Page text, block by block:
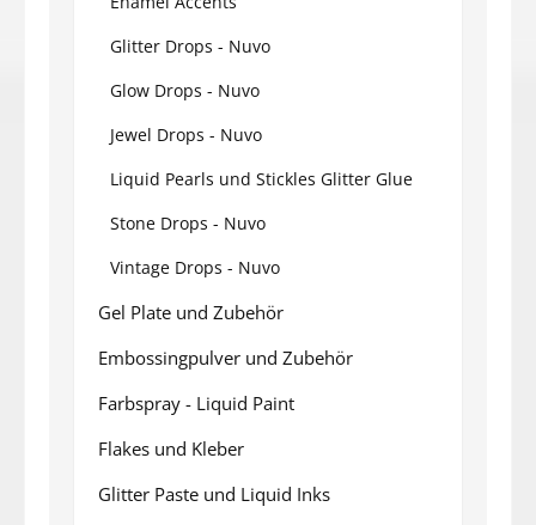
Glitter Drops - Nuvo
Glow Drops - Nuvo
Jewel Drops - Nuvo
Liquid Pearls und Stickles Glitter Glue
Stone Drops - Nuvo
Vintage Drops - Nuvo
Gel Plate und Zubehör
Embossingpulver und Zubehör
Farbspray - Liquid Paint
Flakes und Kleber
Glitter Paste und Liquid Inks